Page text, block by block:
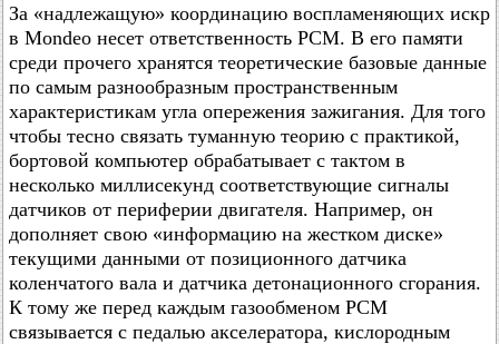
За «надлежащую» координацию воспламеняющих искр
в Mondeo несет ответственность РСМ. В его памяти
среди прочего хранятся теоретические базовые данные
по самым разнообразным пространственным
характеристикам угла опережения зажигания. Для того
чтобы тесно связать туманную теорию с практикой,
бортовой компьютер обрабатывает с тактом в
несколько миллисекунд соответствующие сигналы
датчиков от периферии двигателя. Например, он
дополняет свою «информацию на жестком диске»
текущими данными от позиционного датчика
коленчатого вала и датчика детонационного сгорания.
К тому же перед каждым газообменом РСМ
связывается с педалью акселератора, кислородным